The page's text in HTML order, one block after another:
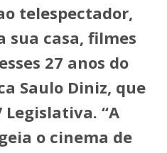
telespectador,
sua casa, filmes
27 anos do
Saulo Diniz, que
Legislativa. “A
o cinema de